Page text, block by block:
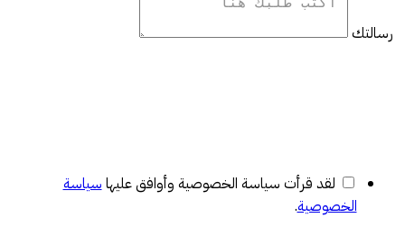
رسالتك
لقد قرأت سياسة الخصوصية وأوافق عليها سياسة
الخصوصية.